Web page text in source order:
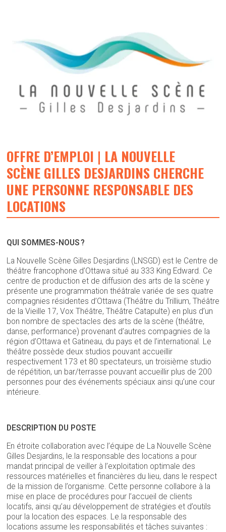
OFFRE D’EMPLOI | LA NOUVELLE
SCÈNE GILLES DESJARDINS CHERCHE
UNE PERSONNE RESPONSABLE DES
LOCATIONS
QUI SOMMES-NOUS ?
La Nouvelle Scène Gilles Desjardins (LNSGD) est le Centre de
théâtre francophone d’Ottawa situé au 333 King Edward. Ce
centre de production et de diffusion des arts de la scène y
présente une programmation théâtrale variée de ses quatre
compagnies résidentes d’Ottawa (Théâtre du Trillium, Théâtre
de la Vieille 17, Vox Théâtre, Théâtre Catapulte) en plus d’un
bon nombre de spectacles des arts de la scène (théâtre,
danse, performance) provenant d’autres compagnies de la
région d’Ottawa et Gatineau, du pays et de l’international. Le
théâtre possède deux studios pouvant accueillir
respectivement 173 et 80 spectateurs, un troisième studio
de répétition, un bar/terrasse pouvant accueillir plus de 200
personnes pour des événements spéciaux ainsi qu’une cour
intérieure.
DESCRIPTION DU POSTE
En étroite collaboration avec l’équipe de La Nouvelle Scène
Gilles Desjardins, le.la responsable des locations a pour
mandat principal de veiller à l’exploitation optimale des
ressources matérielles et financières du lieu, dans le respect
de la mission de l’organisme. Cette personne collabore à la
mise en place de procédures pour l’accueil de clients
locatifs, ainsi qu’au développement de stratégies et d’outils
pour la location des espaces. Le.la responsable des
locations assume les responsabilités et tâches suivantes :